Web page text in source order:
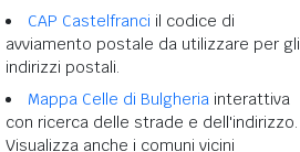
CAP Castelfranci il codice di
avviamento postale da utilizzare per gli
indirizzi postali.
Mappa Celle di Bulgheria interattiva
con ricerca delle strade e dell'indirizzo.
Visualizza anche i comuni vicini